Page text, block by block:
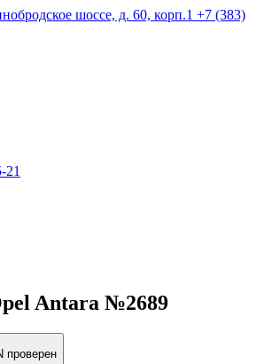
шоссе, д. 60, корп.1 +7 (383)
21
Antara №2689
проверен